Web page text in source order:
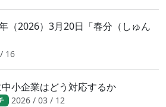
2026）3月20日「春分（しゅん
16
小企業はどう対応するか
2026 / 03 / 12